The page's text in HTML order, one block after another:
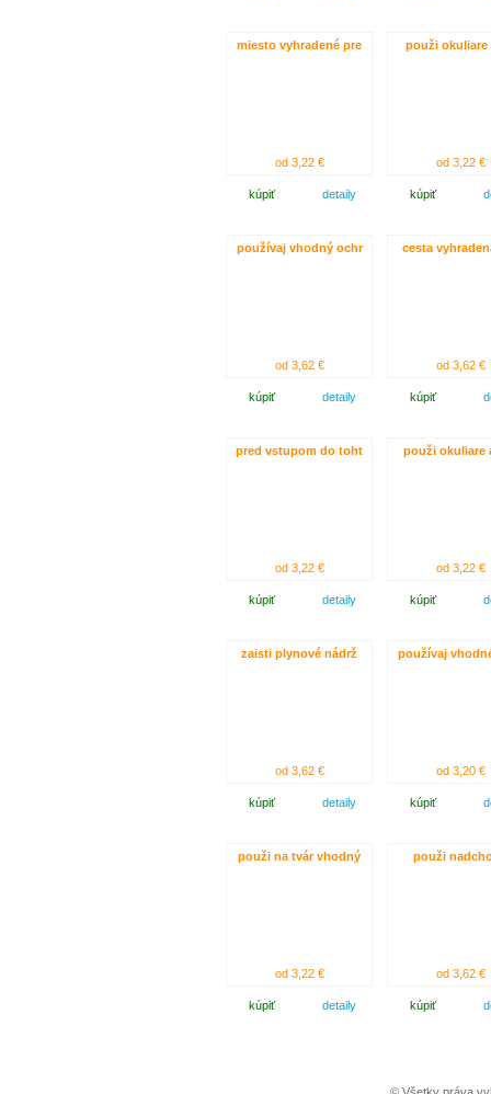
miesto vyhradené pre
od 3,22 €
kúpiť detaily
použi okuliare
od 3,22 €
kúpiť
používaj vhodný ochr
od 3,62 €
kúpiť detaily
cesta
od 3,62 €
kúpiť
pred vstupom do toht
od 3,22 €
kúpiť detaily
použi okuliare
od 3,22 €
kúpiť
zaisti plynové nádrž
od 3,62 €
kúpiť detaily
používaj
od 3,20 €
kúpiť
použi na tvár vhodný
od 3,22 €
kúpiť detaily
použi
od 3,62 €
kúpiť